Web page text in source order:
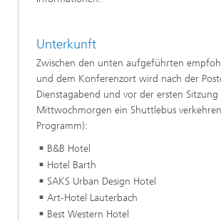
Unterkunft
Zwischen den unten aufgeführten
und dem Konferenzort wird nach der
Dienstagabend und vor der ersten Sitzung
Mittwochmorgen ein Shuttlebus
Programm):
B&B Hotel
Hotel Barth
SAKS Urban Design Hotel
Art-Hotel Lauterbach
Best Western Hotel